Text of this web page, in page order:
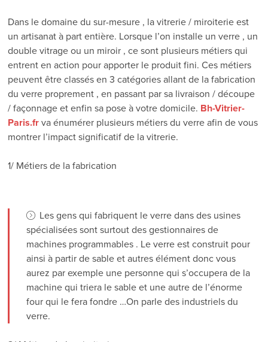
Dans le domaine du sur-mesure , la vitrerie / miroiterie est
un artisanat à part entière. Lorsque l’on installe un verre , un
double vitrage ou un miroir , ce sont plusieurs métiers qui
entrent en action pour apporter le produit fini. Ces métiers
peuvent être classés en 3 catégories allant de la fabrication
du verre proprement , en passant par sa livraison / découpe
/ façonnage et enfin sa pose à votre domicile. Bh-Vitrier-
Paris.fr va énumérer plusieurs métiers du verre afin de vous
montrer l’impact significatif de la vitrerie.
1/ Métiers de la fabrication
Les gens qui fabriquent le verre dans des usines
spécialisées sont surtout des gestionnaires de
machines programmables . Le verre est construit pour
ainsi à partir de sable et autres élément donc vous
aurez par exemple une personne qui s’occupera de la
machine qui triera le sable et une autre de l’énorme
four qui le fera fondre …On parle des industriels du
verre.